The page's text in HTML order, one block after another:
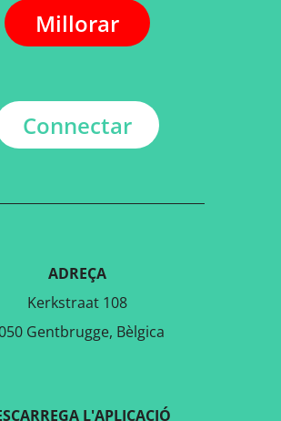
Millorar
Connectar
ADREÇA
Kerkstraat 108
Gentbrugge, Bèlgica
L'APLICACIÓ